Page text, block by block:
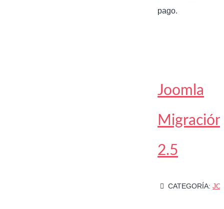
pago.
Joomla
2.5
CATEGORÍA: